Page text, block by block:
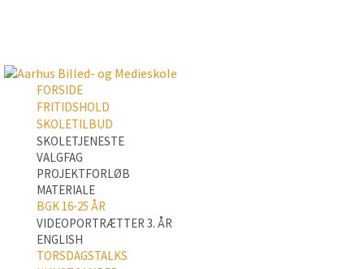
FORSIDE
FRITIDSHOLD
SKOLETILBUD
SKOLETJENESTE
VALGFAG
PROJEKTFORLØB
MATERIALE
BGK 16-25 ÅR
VIDEOPORTRÆTTER 3. ÅR
ENGLISH
TORSDAGSTALKS